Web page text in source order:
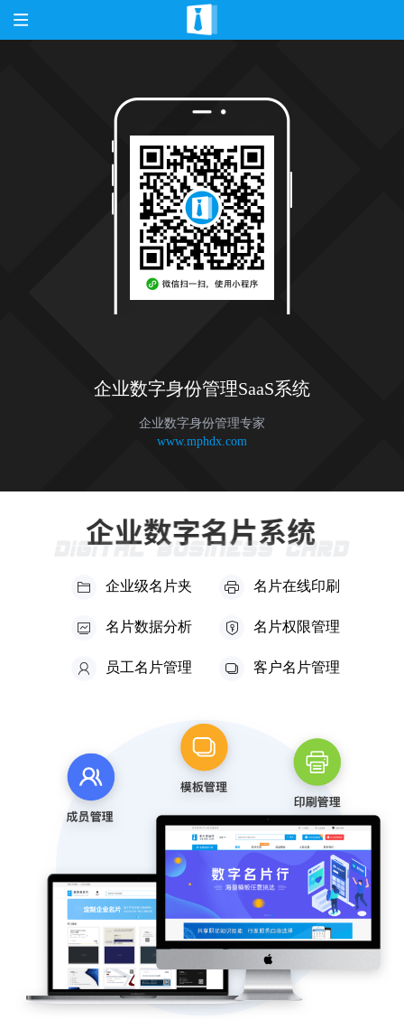
企业数字身份管理SaaS系统
企业数字身份管理专家
www.mphdx.com
企业级名片夹 名片在线印刷
名片数据分析 名片权限管理
员工名片管理 客户名片管理